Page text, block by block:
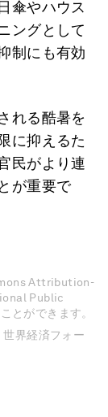
傘やハウス
ングとして
制にも有効
れる酷暑を
に抑えるた
民がより連
が重要で
Attribution-
Public
とができます。
界経済フォー